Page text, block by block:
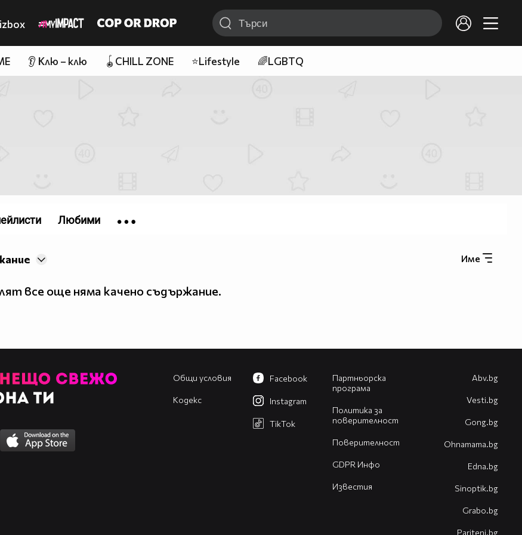
👂 Клю – клю 🪀CHILL ZONE ⭐Lifestyle 🌈LGBTQ
Име
все още няма качено съдържание.
Любими
Общи условия
Кодекс
Партньорска
програма
Политика за
поверителност
Поверителност
GDPR Инфо
Известия
Facebook
Instagram
TikTok
Abv.bg
Vesti.bg
Gong.bg
Оhnamama.bg
Edna.bg
Sinoptik.bg
Grabo.bg
Pariteni.bg